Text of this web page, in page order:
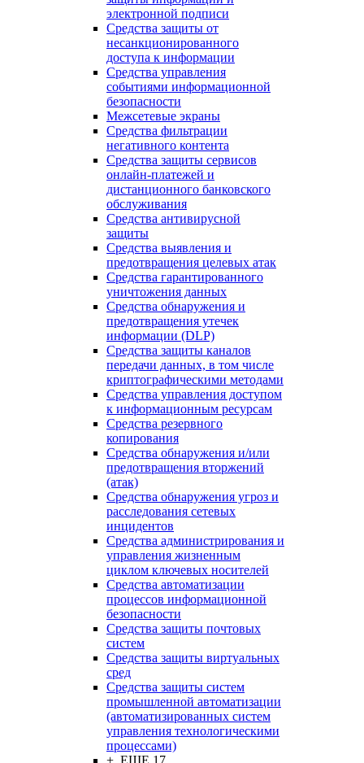
электронной подписи
Средства защиты от
несанкционированного
доступа к информации
Средства управления
событиями информационной
безопасности
Межсетевые экраны
Средства фильтрации
негативного контента
Средства защиты сервисов
онлайн-платежей и
дистанционного банковского
обслуживания
Средства антивирусной
защиты
Средства выявления и
предотвращения целевых атак
Средства гарантированного
уничтожения данных
Средства обнаружения и
предотвращения утечек
информации (DLP)
Средства защиты каналов
передачи данных, в том числе
криптографическими методами
Средства управления доступом
к информационным ресурсам
Средства резервного
копирования
Средства обнаружения и/или
предотвращения вторжений
(атак)
Средства обнаружения угроз и
расследования сетевых
инцидентов
Средства администрирования и
управления жизненным
циклом ключевых носителей
Средства автоматизации
процессов информационной
безопасности
Средства защиты почтовых
систем
Средства защиты виртуальных
сред
Средства защиты систем
промышленной автоматизации
(автоматизированных систем
управления технологическими
процессами)
+ ЕЩЕ 17